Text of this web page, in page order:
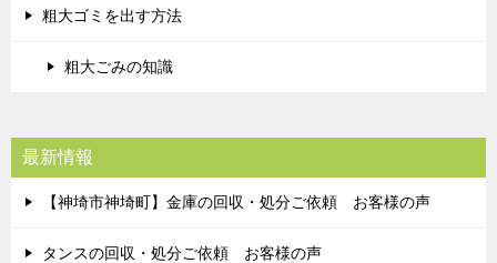
粗大ゴミを出す方法
粗大ごみの知識
最新情報
【神埼市神埼町】金庫の回収・処分ご依頼 お客様の声
タンスの回収・処分ご依頼 お客様の声